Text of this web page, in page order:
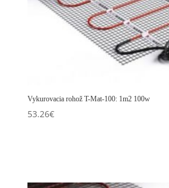
Vykurovacia rohož T-Mat-100: 1m2 100w
53.26€